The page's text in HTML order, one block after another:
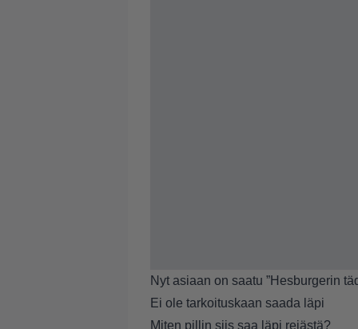
Nyt asiaan on saatu ”Hesburgerin
Ei ole tarkoituskaan saada läpi
Miten pillin siis saa läpi reiästä?